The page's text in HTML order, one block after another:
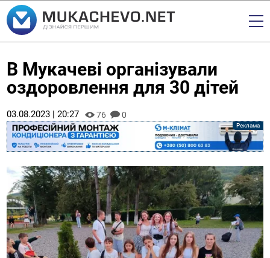
В Мукачеві організували
оздоровлення для 30 дітей
03.08.2023 | 20:27 76 0